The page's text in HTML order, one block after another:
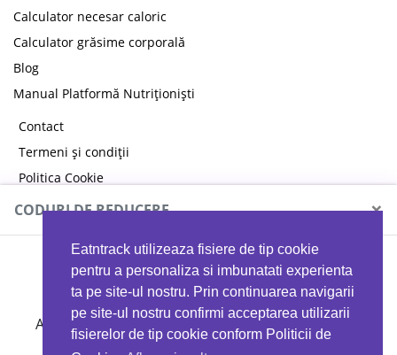
Eatntrack utilizeaza fisiere de tip cookie
pentru a personaliza si imbunatati experienta
ta pe site-ul nostru. Prin continuarea navigarii
pe site-ul nostru confirmi acceptarea utilizarii
fisierelor de tip cookie conform Politicii de
Calculator necesar caloric
Calculator grăsime corporală
Blog
Manual Platformă Nutriționiști
Contact
Termeni și condiții
Politica Cookie
Politica de confidențialitate
CODURI DE REDUCERE ×
MYPROTEIN
Ai 40%reducere la orice comandă folosind codul
EATTRACK